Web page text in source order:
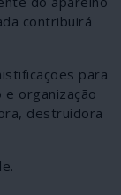
contribuirá
para
e organização
destruidora